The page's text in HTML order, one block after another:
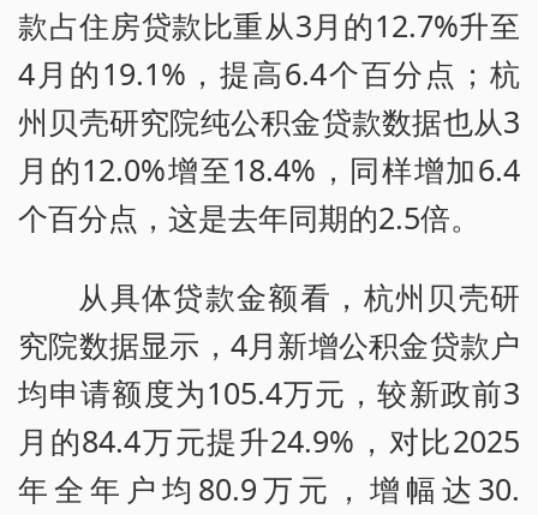
款占住房贷款比重从3月的12.7%升至
4月的19.1%，提高6.4个百分点；杭
州贝壳研究院纯公积金贷款数据也从3
月的12.0%增至18.4%，同样增加6.4
个百分点，这是去年同期的2.5倍。
从具体贷款金额看，杭州贝壳研
究院数据显示，4月新增公积金贷款户
均申请额度为105.4万元，较新政前3
月的84.4万元提升24.9%，对比2025
年全年户均80.9万元，增幅达30.